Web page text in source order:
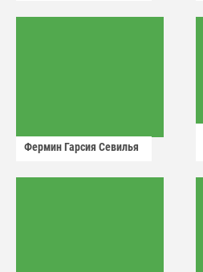
Фермин Гарсия Севилья